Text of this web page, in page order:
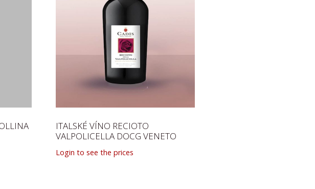
ITALSKÉ VÍNO RECIOTO
VALPOLICELLA DOCG VENETO
Login to see the prices